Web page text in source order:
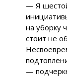
— Я
на уборку
стоит не
—